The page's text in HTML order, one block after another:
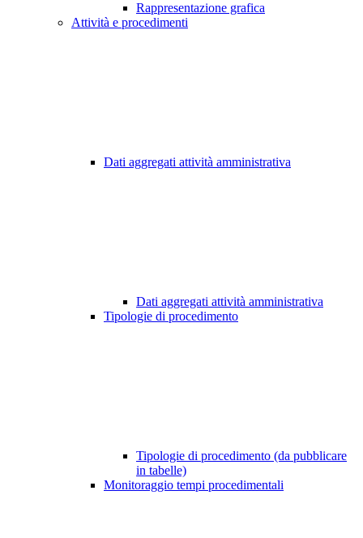
Rappresentazione grafica
Attività e procedimenti
Dati aggregati attività amministrativa
Dati aggregati attività amministrativa
Tipologie di procedimento
Tipologie di procedimento (da pubblicare
in tabelle)
Monitoraggio tempi procedimentali